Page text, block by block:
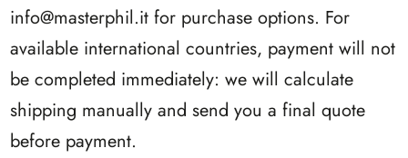
info@masterphil.it for purchase options. For
available international countries, payment will not
be completed immediately: we will calculate
shipping manually and send you a final quote
before payment.